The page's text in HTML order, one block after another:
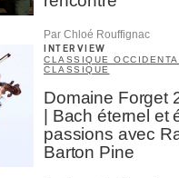
Par Chloé Rouffignac
INTERVIEW
CLASSIQUE
CLASSIQUE
Domaine Forget
| Bach éternel et
passions avec
Barton Pine